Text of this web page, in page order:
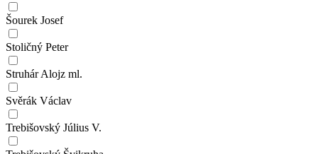
Šourek Josef
Stoličný Peter
Struhár Alojz ml.
Svěrák Václav
Trebišovský Július V.